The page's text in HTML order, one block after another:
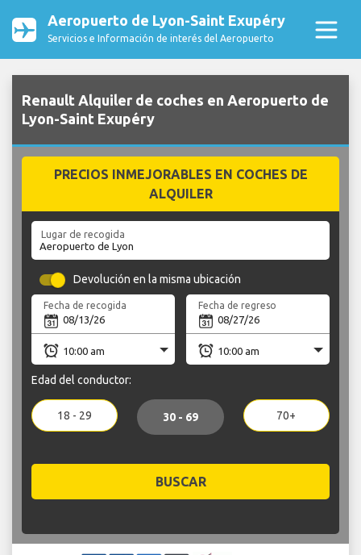
Aeropuerto de Lyon-Saint Exupéry
Servicios e Información de interés del Aeropuerto
Renault Alquiler de coches en Aeropuerto de
Lyon-Saint Exupéry
PRECIOS INMEJORABLES EN COCHES DE
ALQUILER
Lugar de recogida
Devolución en la misma ubicación
Fecha de recogida Fecha de regreso
Edad del conductor:
18 - 29 30 - 69 70+
BUSCAR